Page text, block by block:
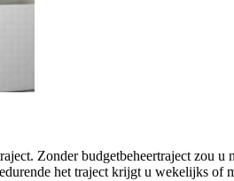
Zonder budgetbeheertraject zou
het traject krijgt u wekelijks of